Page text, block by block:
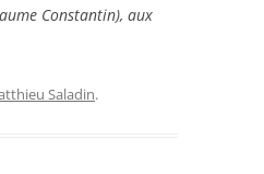
Constantin), aux
Saladin.